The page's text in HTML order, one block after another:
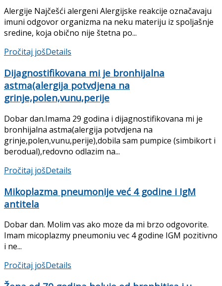
Alergije Najčešći alergeni Alergijske reakcije označavaju
imuni odgovor organizma na neku materiju iz spoljašnje
sredine, koja obično nije štetna po...
Pročitaj jošDetails
Dijagnostifikovana mi je bronhijalna
astma(alergija potvdjena na
grinje,polen,vunu,perije
Dobar dan.Imama 29 godina i dijagnostifikovana mi je
bronhijalna astma(alergija potvdjena na
grinje,polen,vunu,perije),dobila sam pumpice (simbikort i
berodual),redovno odlazim na...
Pročitaj jošDetails
Mikoplazma pneumonije već 4 godine i IgM
antitela
Dobar dan. Molim vas ako moze da mi brzo odgovorite.
Imam micoplazmy pneumoniu vec 4 godine IGM pozitivno
i ne...
Pročitaj jošDetails